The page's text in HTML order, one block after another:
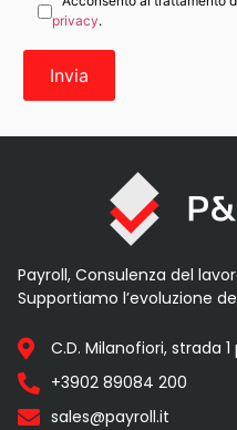
privacy.
Payroll, Consulenza del
Supportiamo l’evoluzione
C.D. Milanofiori, strada
+3902 89084 200
sales@payroll.it